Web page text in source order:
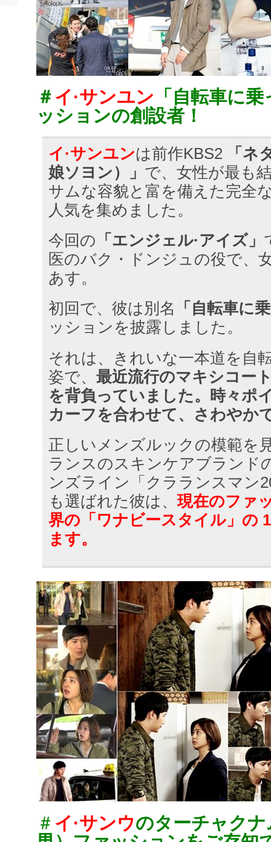
＃イ·サンユン 「自転車に
ッションの創設者！
イ·サンユンは前作KBS2
「ネ
娘ソヨン）」 で、女性が最も
サムな容貌と富を備えた完全
人気を集めました。
今回の 「エンジェル·アイズ」
医のバク・ドンジュの役で、
あす。
初回で、彼は別名
「自転車に
ッションを披露しました。
それは、きれいな一本道を自
姿で、 最近流行のマキシコー
を背負っていました。時々ポ
カーフを合わせて、さわやか
正しいメンズルックの模範を
ランスのスキンケアブランド
ンズライン「クラランスマン
も選ばれた彼は、現在のファ
界の「ワナビースタイル」の
ます。
＃ イ·サンウのターチャク